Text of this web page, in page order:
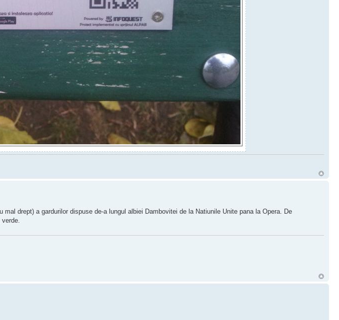
drept) a gardurilor dispuse de-a lungul albiei Dambovitei de la Natiunile Unite pana la Opera. De